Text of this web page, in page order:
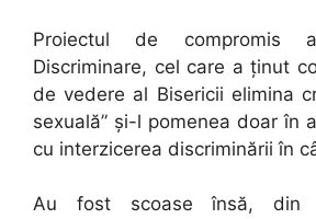
Proiectul de compromis
Discriminare, cel care a ținut
de vedere al Bisericii elimina
sexuală” și-l pomenea doar în
cu interzicerea discriminării în
Au fost scoase însă, din